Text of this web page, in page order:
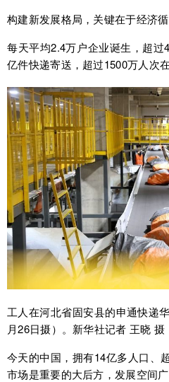
构建新发展格局，关键在于经济循
每天平均2.4万户企业诞生，超
亿件快递寄送，超过1500万人
工人在河北省固安县的申通快递
月26日摄）。新华社记者 王晓 摄
今天的中国，拥有14亿多人口、
市场是重要的大后方，发展空间广